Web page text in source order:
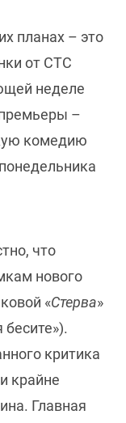
планах – это
от СТС
неделе
–
комедию
что
нового
«Стерва»
критика
крайне
Главная